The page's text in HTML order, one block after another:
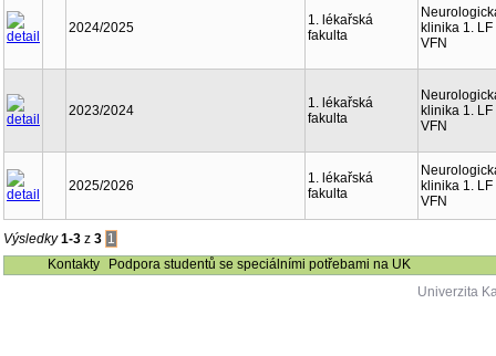
2024/2025
1. lékařská
fakulta
klinika 1. LF
VFN
2023/2024
1. lékařská
fakulta
klinika 1. LF
VFN
2025/2026
1. lékařská
fakulta
klinika 1. LF
VFN
Výsledky 1-3 z 3 1
Kontakty
Podpora studentů se speciálními potřebami na UK
Univerzita